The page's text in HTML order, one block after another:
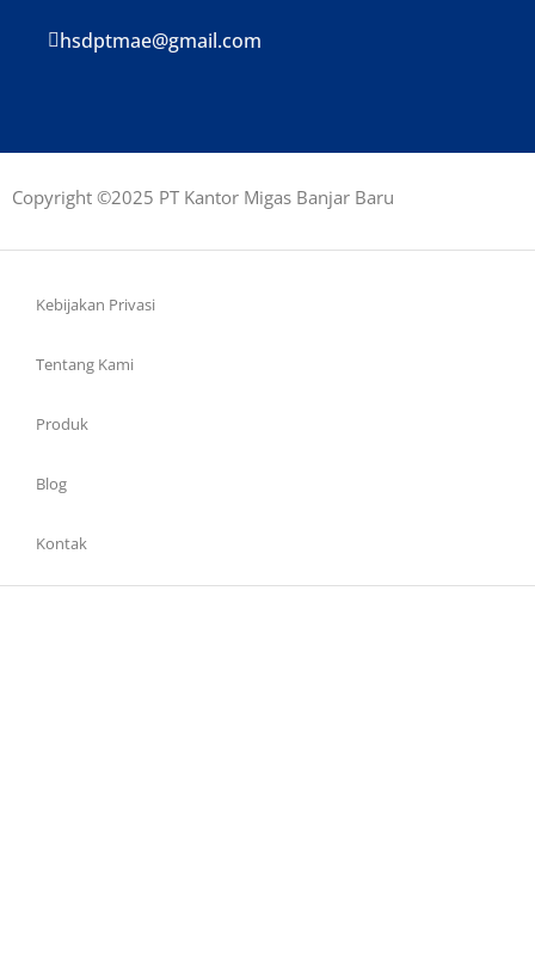
hsdptmae@gmail.com
Copyright ©2025 PT Kantor Migas Banjar Baru
Kebijakan Privasi
Tentang Kami
Produk
Blog
Kontak